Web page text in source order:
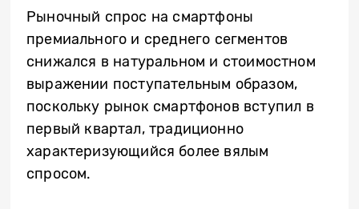
Рыночный спрос на смартфоны
премиального и среднего сегментов
снижался в натуральном и стоимостном
выражении поступательным образом,
поскольку рынок смартфонов вступил в
первый квартал, традиционно
характеризующийся более вялым
спросом.